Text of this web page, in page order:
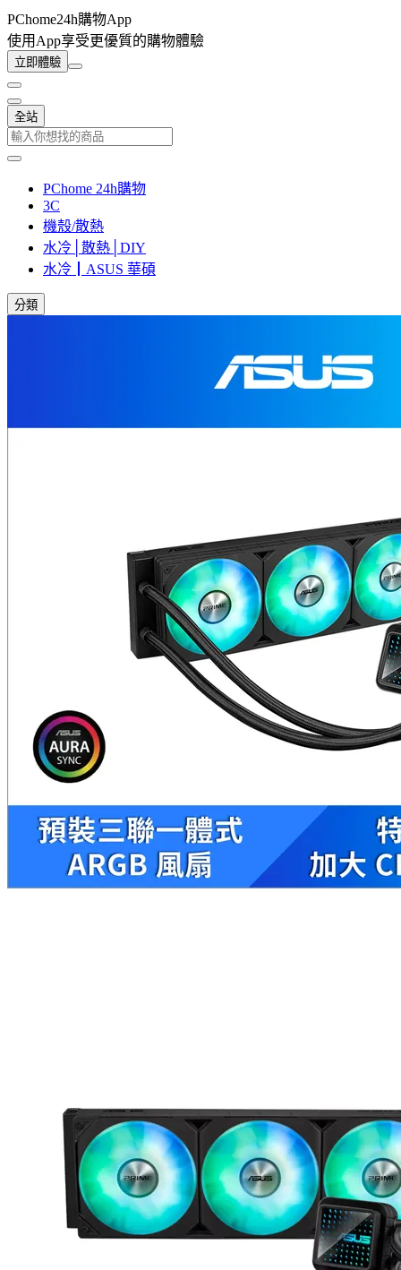
PChome24h購物App
使用App享受更優質的購物體驗
立即體驗
全站
PChome 24h購物
3C
機殼/散熱
水冷│散熱│DIY
水冷┃ASUS 華碩
分類